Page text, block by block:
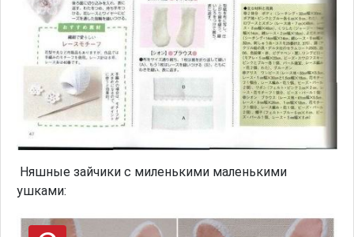
Няшные зайчики с миленькими маленькими
ушками: